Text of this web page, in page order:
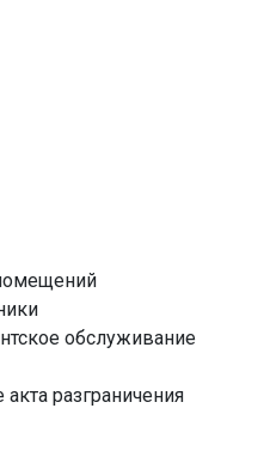
обслуживание
разграничения